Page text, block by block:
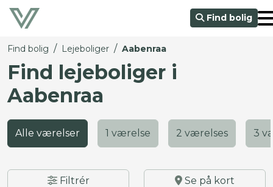
Find bolig
Find bolig / Lejeboliger / Aabenraa
Find lejeboliger i
Aabenraa
Alle værelser 1 værelse 2 værelses 3
Filtrér Se på kort